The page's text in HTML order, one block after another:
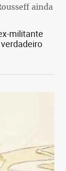
ainda
militante